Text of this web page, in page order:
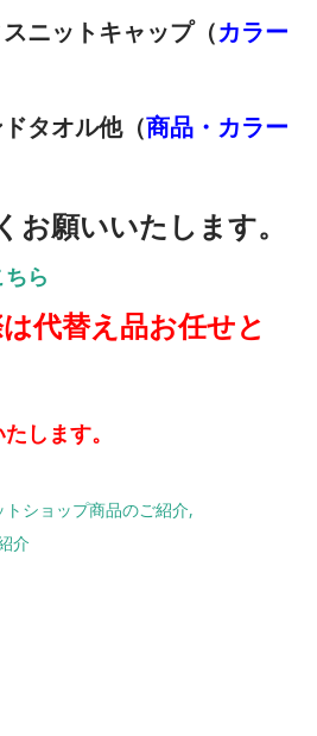
ニットキャップ（カラー
タオル他（商品・カラー
お願いいたします。
ら
代替え品お任せと
します。
ショップ商品のご紹介
介